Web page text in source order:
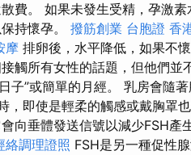
費。 如果未發生受精，孕激素
持懷孕。 撥筋創業 台胞證 香
摩 排卵後，水平降低，如果不
觸所有女性的話題，但他們並
子”或簡單的月經。 乳房會隨
，即使是輕柔的觸感或戴胸罩
向垂體發送信號以減少FSH產
絡調理證照 FSH是另一種促性